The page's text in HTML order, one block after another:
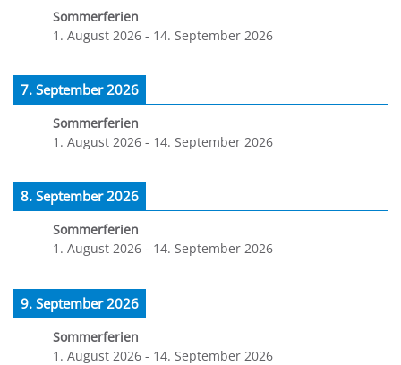
Sommerferien
1. August 2026 - 14. September 2026
7. September 2026
Sommerferien
1. August 2026 - 14. September 2026
8. September 2026
Sommerferien
1. August 2026 - 14. September 2026
9. September 2026
Sommerferien
1. August 2026 - 14. September 2026